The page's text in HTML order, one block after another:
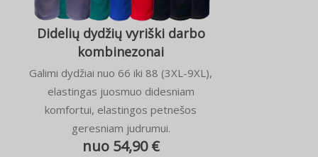
Didelių dydžių vyriški darbo
kombinezonai
Galimi dydžiai nuo 66 iki 88 (3XL-9XL),
elastingas juosmuo didesniam
komfortui, elastingos petnešos
geresniam judrumui.
nuo 54,90 €